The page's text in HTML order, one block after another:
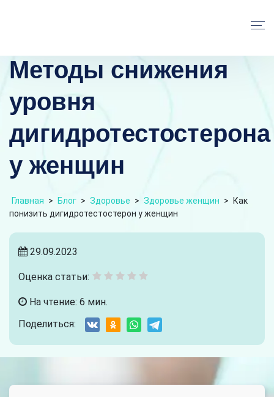
Методы снижения
уровня
дигидротестостерона
у женщин
Главная > Блог > Здоровье > Здоровье женщин >
Как
понизить дигидротестостерон у женщин
29.09.2023
Оценка статьи:
На чтение: 6 мин.
Поделиться: